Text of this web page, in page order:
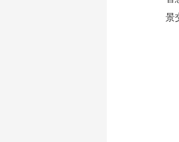
景